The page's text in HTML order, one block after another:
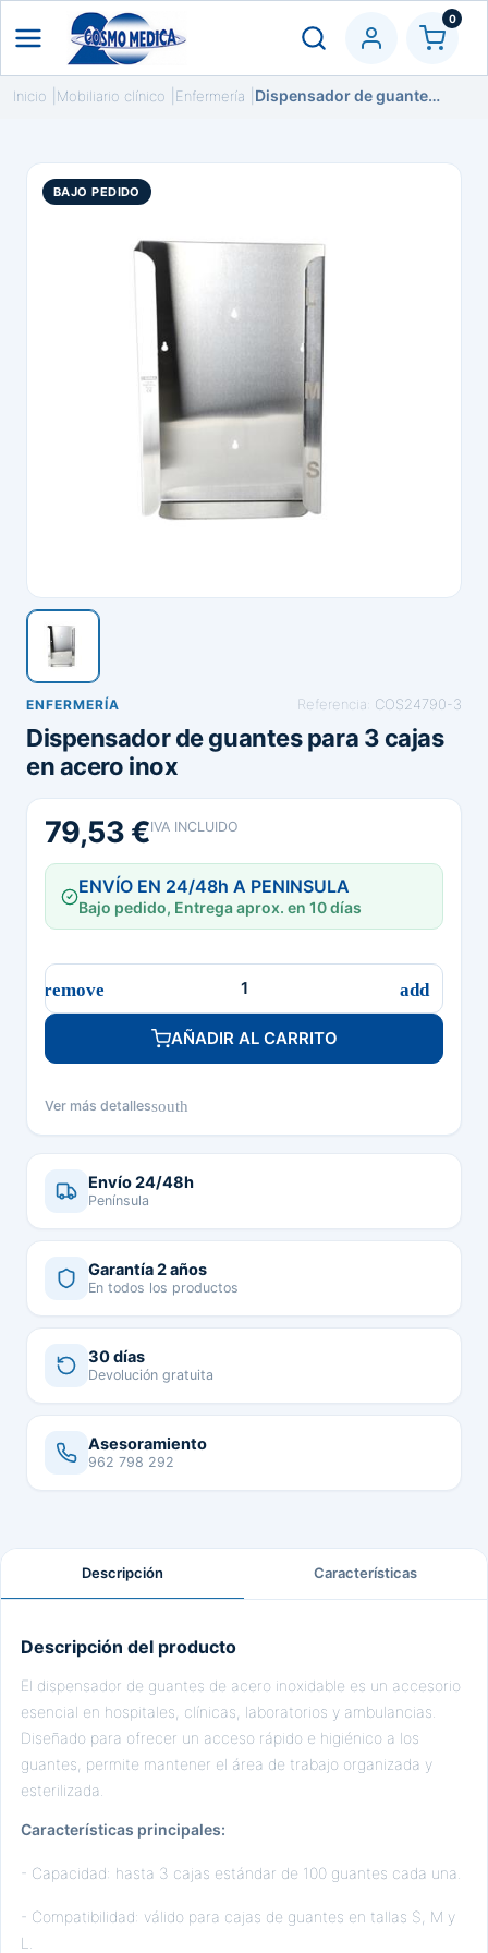
0
Inicio Mobiliario clínico Enfermería Dispensador de guantes para 3 cajas en acero inox
BAJO PEDIDO
ENFERMERÍA Referencia: COS24790-3
Dispensador de guantes para 3 cajas
en acero inox
79,53 €IVA INCLUIDO
ENVÍO EN 24/48h A PENINSULA
Bajo pedido, Entrega aprox. en 10 días
AÑADIR AL CARRITO
Ver más detallessouth
Envío 24/48h
Península
Garantía 2 años
En todos los productos
30 días
Devolución gratuita
Asesoramiento
962 798 292
Descripción Características
Descripción del producto
El dispensador de guantes de acero inoxidable es un accesorio
esencial en hospitales, clínicas, laboratorios y ambulancias.
Diseñado para ofrecer un acceso rápido e higiénico a los
guantes, permite mantener el área de trabajo organizada y
esterilizada.
Características principales:
- Capacidad: hasta 3 cajas estándar de 100 guantes cada una.
- Compatibilidad: válido para cajas de guantes en tallas S, M y
L.